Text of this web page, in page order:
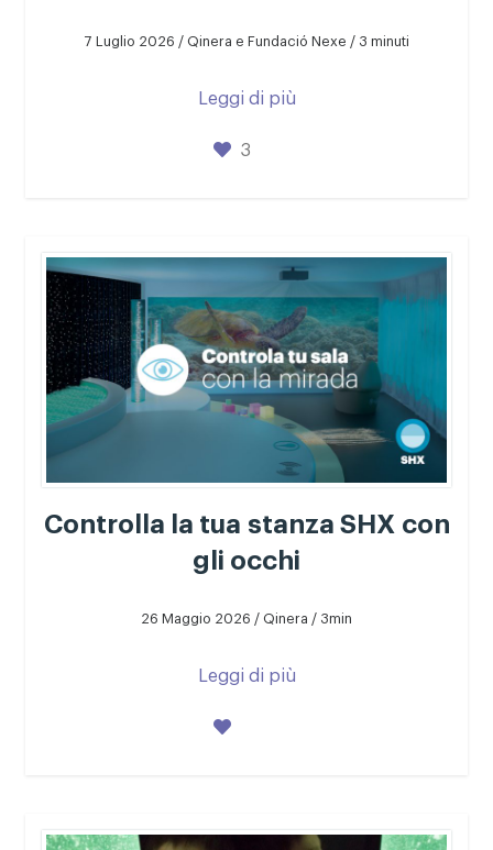
7 Luglio 2026 / Qinera e Fundació Nexe / 3 minuti
Leggi di più
3
Controlla la tua stanza SHX con
gli occhi
26 Maggio 2026 / Qinera / 3min
Leggi di più